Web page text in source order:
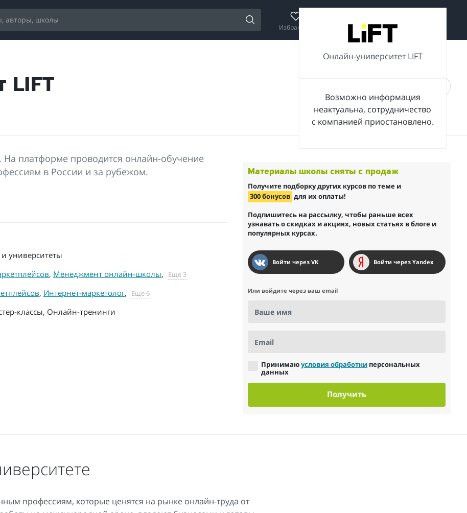
Избранное Сравнение Корзина
LIFT
На платформе проводится онлайн-обучение
в России и за рубежом.
университеты
, Менеджмент онлайн-школы, Еще 3
, Интернет-маркетолог, Еще 6
классы, Онлайн-тренинги
Материалы школы сняты с продаж
Получите подборку других курсов по теме и
300 бонусов для их оплаты!
Подпишитесь на рассылку, чтобы раньше всех
узнавать о скидках и акциях, новых статьях в блоге и
популярных курсах.
Войти через VK Войти через Yandex
Или войдите через ваш email
Ваше имя
Email
Принимаюусловия обработки персональных
данных
Получить
профессиям, которые ценятся на рынке онлайн-труда от
Онлайн-университет LIFT
Возможно информация
неактуальна, сотрудничество
с компанией приостановлено.